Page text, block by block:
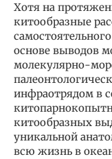
Хотя на
китообразные
основе выводов
молекулярно-
инфраотрядом в
китообразных
уникальной
всю жизнь в